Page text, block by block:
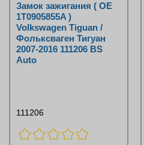
Замок зажигания ( OE
1T0905855A )
Volkswagen Tiguan /
Фольксваген Тигуан
2007-2016 111206 BS
Auto
111206